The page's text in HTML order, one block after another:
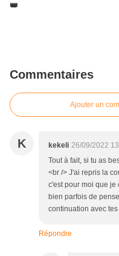
👑
Commentaires
Ajouter un
K kekeli 26/09/2022
Tout à fait, si tu as
<br /> J'ai repris la
c'est pour moi que je
bien parfois de
continuation avec
Répondre